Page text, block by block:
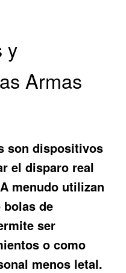
y
Armas
son dispositivos
el disparo real
menudo utilizan
de
ser
o como
menos letal.